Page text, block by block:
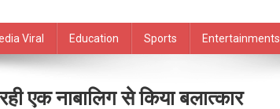
Viral Education Sports Entertainments
एक नाबालिग से किया बलात्कार